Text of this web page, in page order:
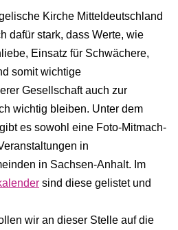
Kirche Mitteldeutschland
dafür stark, dass Werte, wie
Einsatz für Schwächere,
somit wichtige
Gesellschaft auch zur
wichtig bleiben. Unter dem
es sowohl eine Foto-Mitmach-
in
in Sachsen-Anhalt. Im
sind diese gelistet und
wir an dieser Stelle auf die